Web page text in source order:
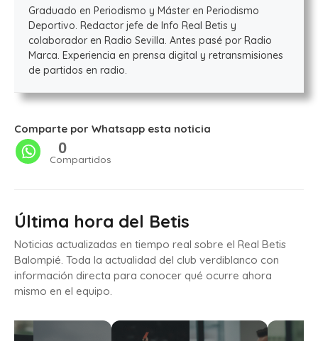
Graduado en Periodismo y Máster en Periodismo
Deportivo. Redactor jefe de Info Real Betis y
colaborador en Radio Sevilla. Antes pasé por Radio
Marca. Experiencia en prensa digital y retransmisiones
de partidos en radio.
Comparte por Whatsapp esta noticia
0
Compartidos
Última hora del Betis
Noticias actualizadas en tiempo real sobre el Real Betis
Balompié. Toda la actualidad del club verdiblanco con
información directa para conocer qué ocurre ahora
mismo en el equipo.